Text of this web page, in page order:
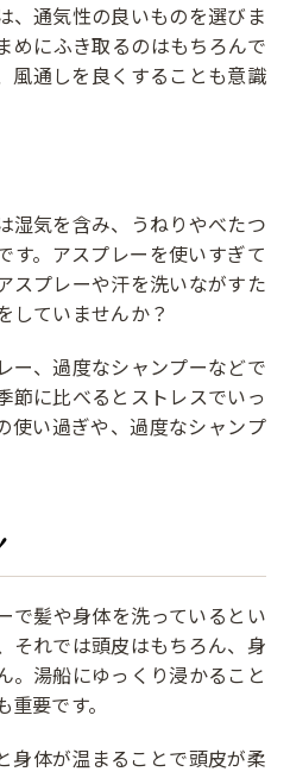
、通気性の良いものを選びま
めにふき取るのはもちろんで
風通しを良くすることも意識
湿気を含み、うねりやべたつ
す。アスプレーを使いすぎて
スプレーや汗を洗いながすた
していませんか？
ー、過度なシャンプーなどで
節に比べるとストレスでいっ
使い過ぎや、過度なシャンプ
で髪や身体を洗っているとい
それでは頭皮はもちろん、身
。湯船にゆっくり浸かること
要です。
身体が温まることで頭皮が柔